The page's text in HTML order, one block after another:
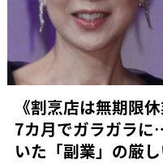
《割烹店は無期限
7カ月でガラガラ
いた「副業」の厳